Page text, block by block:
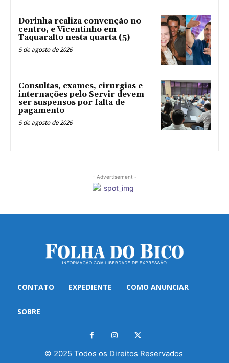
Dorinha realiza convenção no
centro, e Vicentinho em
Taquaralto nesta quarta (5)
5 de agosto de 2026
Consultas, exames, cirurgias e
internações pelo Servir devem
ser suspensos por falta de
pagamento
5 de agosto de 2026
- Advertisement -
CONTATO EXPEDIENTE COMO ANUNCIAR
SOBRE
© 2025 Todos os Direitos Reservados